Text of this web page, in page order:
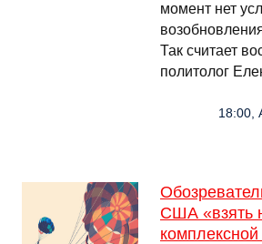
момент нет
Так считает
политолог
18:00,
США «взять